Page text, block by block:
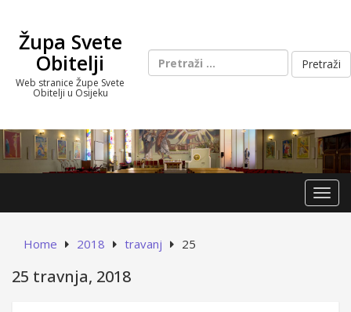
contentŽupa Svete
Obitelji
Web stranice Župe Svete
Obitelji u Osijeku
Pretraži:
Home 2018 travanj 25
25 travnja, 2018